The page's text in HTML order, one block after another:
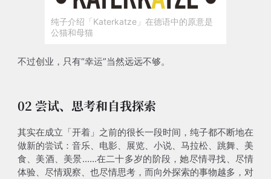
纯子介绍「Katerkatze」在德语中的原意是
公猫和母猫
不过创业，只有“幸运”当然远远不够。
02 尝试、思考和自我探索
其实在成立「开着」之前的很长一段时间，纯子都不断地在
做新的尝试：音乐、电影、展览、小说、马拉松、跳舞、美
食、美酒、美景......在二十多岁的阶段，她尽情寻找、尽情
体验、尽情观察、也尽情思考，而向外探索的事物越多，对